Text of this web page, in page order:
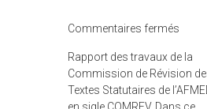
Commentaires fermés
des
de
Rapport des travaux de la
Commission de Révision
Textes Statutaires de
en sigle COMREV. Dans ce